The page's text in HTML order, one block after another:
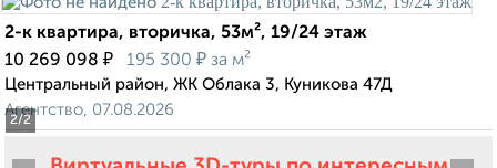
2/2
2-к квартира, вторичка, 53м², 19/24 этаж
10 269 098 ₽ 195 300 ₽ за м²
Центральный район, ЖК Облака 3, Куникова 47Д
Агентство, 07.08.2026